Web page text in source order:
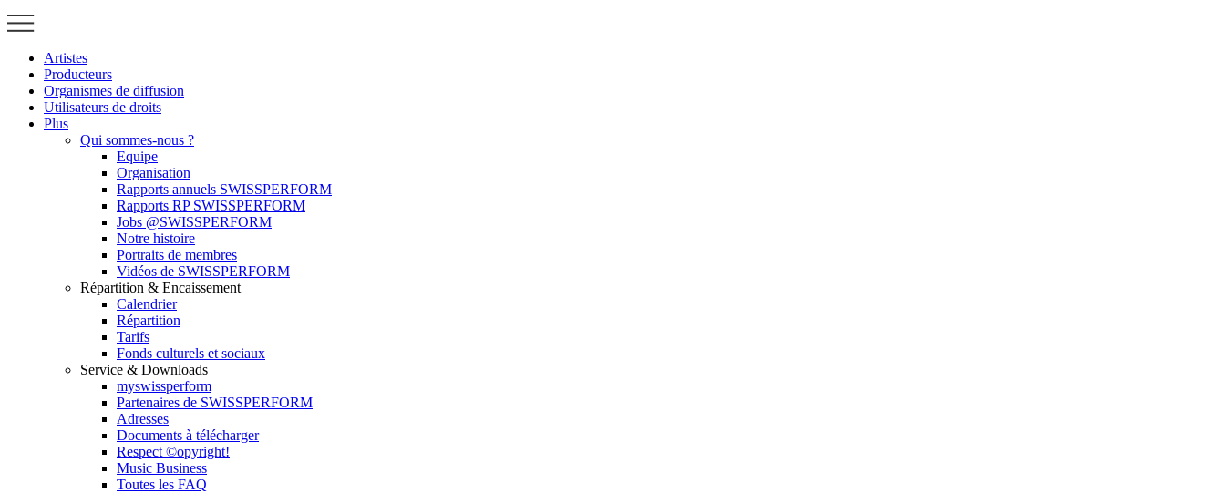
Artistes
Producteurs
Organismes de diffusion
Utilisateurs de droits
Plus
Qui sommes-nous ?
Equipe
Organisation
Rapports annuels SWISSPERFORM
Rapports RP SWISSPERFORM
Jobs @SWISSPERFORM
Notre histoire
Portraits de membres
Vidéos de SWISSPERFORM
Répartition & Encaissement
Calendrier
Répartition
Tarifs
Fonds culturels et sociaux
Service & Downloads
myswissperform
Partenaires de SWISSPERFORM
Adresses
Documents à télécharger
Respect ©opyright!
Music Business
Toutes les FAQ